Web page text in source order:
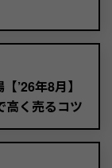
’26年8月】
高く売るコツ